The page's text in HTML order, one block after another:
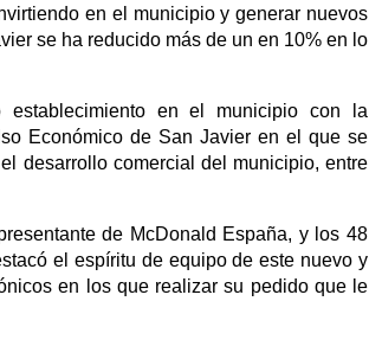
en el municipio y generar nuevos
se ha reducido más de un en 10% en lo
en el municipio con la
Económico de San Javier en el que se
desarrollo comercial del municipio, entre
de McDonald España, y los 48
el espíritu de equipo de este nuevo y
en los que realizar su pedido que le